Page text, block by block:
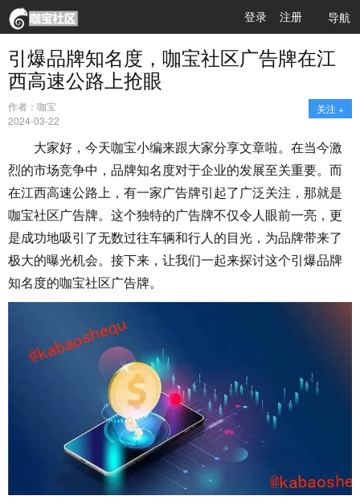
导航
登录 注册
引爆品牌知名度，咖宝社区广告牌在江
西高速公路上抢眼
作者：咖宝
2024-03-22
关注 +
大家好，今天咖宝小编来跟大家分享文章啦。在当今激
烈的市场竞争中，品牌知名度对于企业的发展至关重要。而
在江西高速公路上，有一家广告牌引起了广泛关注，那就是
咖宝社区广告牌。这个独特的广告牌不仅令人眼前一亮，更
是成功地吸引了无数过往车辆和行人的目光，为品牌带来了
极大的曝光机会。接下来，让我们一起来探讨这个引爆品牌
知名度的咖宝社区广告牌。